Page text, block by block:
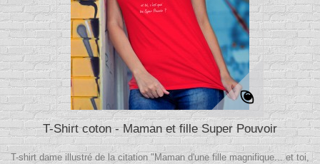
T-Shirt coton - Maman et fille Super Pouvoir
T-shirt dame illustré de la citation "Maman d'une fille magnifique... et toi,